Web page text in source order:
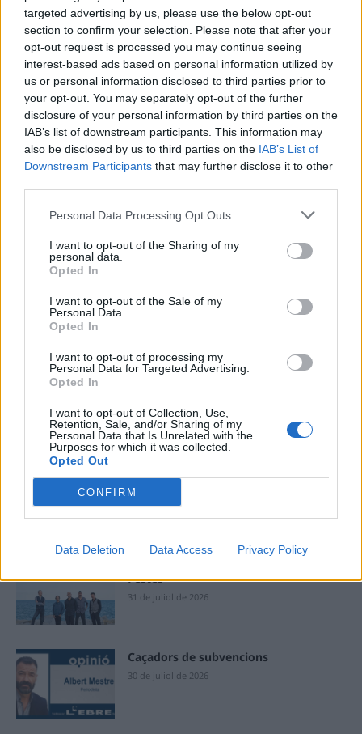
targeted advertising by us, please use the below opt-out
section to confirm your selection. Please note that after your
opt-out request is processed you may continue seeing
interest-based ads based on personal information utilized by
us or personal information disclosed to third parties prior to
your opt-out. You may separately opt-out of the further
disclosure of your personal information by third parties on the
IAB’s list of downstream participants. This information may
also be disclosed by us to third parties on the IAB’s List of
Downstream Participants that may further disclose it to other
Personal Data Processing Opt Outs
I want to opt-out of the Sharing of my
personal data.
Opted In
I want to opt-out of the Sale of my
Personal Data.
Opted In
I want to opt-out of processing my
Personal Data for Targeted Advertising.
Opted In
I want to opt-out of Collection, Use,
Retention, Sale, and/or Sharing of my
Personal Data that Is Unrelated with the
Purposes for which it was collected.
Opted Out
CONFIRM
Data Deletion Data Access Privacy Policy
DEIXA UNA RESPOSTA
aquest navegador per a la propera vegada que comenti.
ÚLTIMES NOTÍCIES
Festes
31 de juliol de 2026
Caçadors de subvencions
30 de juliol de 2026